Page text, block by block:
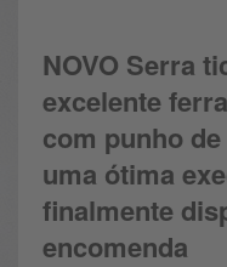
NOVO Serra
excelente
com punho
uma ótima
finalmente
encomenda